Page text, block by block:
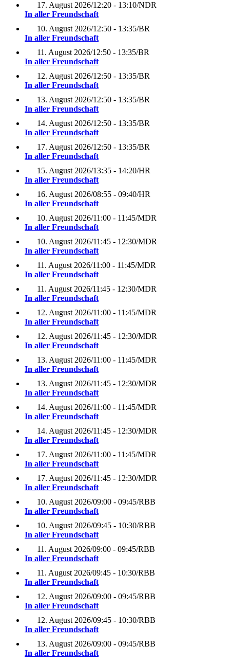
17. August 2026/12:20 - 13:10/NDR
In aller Freundschaft
10. August 2026/12:50 - 13:35/BR
In aller Freundschaft
11. August 2026/12:50 - 13:35/BR
In aller Freundschaft
12. August 2026/12:50 - 13:35/BR
In aller Freundschaft
13. August 2026/12:50 - 13:35/BR
In aller Freundschaft
14. August 2026/12:50 - 13:35/BR
In aller Freundschaft
17. August 2026/12:50 - 13:35/BR
In aller Freundschaft
15. August 2026/13:35 - 14:20/HR
In aller Freundschaft
16. August 2026/08:55 - 09:40/HR
In aller Freundschaft
10. August 2026/11:00 - 11:45/MDR
In aller Freundschaft
10. August 2026/11:45 - 12:30/MDR
In aller Freundschaft
11. August 2026/11:00 - 11:45/MDR
In aller Freundschaft
11. August 2026/11:45 - 12:30/MDR
In aller Freundschaft
12. August 2026/11:00 - 11:45/MDR
In aller Freundschaft
12. August 2026/11:45 - 12:30/MDR
In aller Freundschaft
13. August 2026/11:00 - 11:45/MDR
In aller Freundschaft
13. August 2026/11:45 - 12:30/MDR
In aller Freundschaft
14. August 2026/11:00 - 11:45/MDR
In aller Freundschaft
14. August 2026/11:45 - 12:30/MDR
In aller Freundschaft
17. August 2026/11:00 - 11:45/MDR
In aller Freundschaft
17. August 2026/11:45 - 12:30/MDR
In aller Freundschaft
10. August 2026/09:00 - 09:45/RBB
In aller Freundschaft
10. August 2026/09:45 - 10:30/RBB
In aller Freundschaft
11. August 2026/09:00 - 09:45/RBB
In aller Freundschaft
11. August 2026/09:45 - 10:30/RBB
In aller Freundschaft
12. August 2026/09:00 - 09:45/RBB
In aller Freundschaft
12. August 2026/09:45 - 10:30/RBB
In aller Freundschaft
13. August 2026/09:00 - 09:45/RBB
In aller Freundschaft